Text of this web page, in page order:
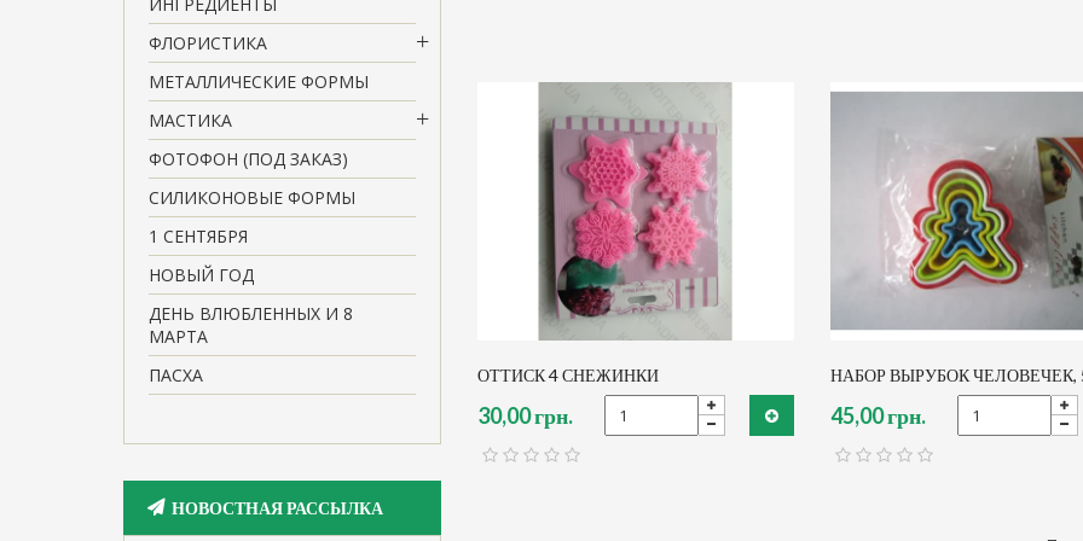
ФЛОРИСТИКА
МЕТАЛЛИЧЕСКИЕ ФОРМЫ
МАСТИКА
ФОТОФОН (ПОД ЗАКАЗ)
СИЛИКОНОВЫЕ ФОРМЫ
1 СЕНТЯБРЯ
НОВЫЙ ГОД
ДЕНЬ ВЛЮБЛЕННЫХ И 8
МАРТА
ПАСХА
НОВОСТНАЯ РАССЫЛКА
ОТТИСК 4 СНЕЖИНКИ
30,00 грн.
НАБОР ВЫРУБОК ЧЕЛОВЕЧЕК,
45,00 грн.